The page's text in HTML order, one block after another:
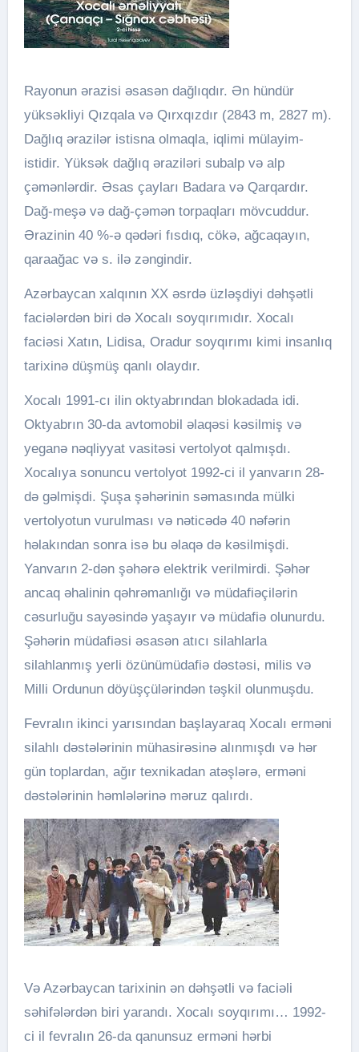
Rayonun ərazisi əsasən dağlıqdır. Ən hündür
yüksəkliyi Qızqala və Qırxqızdır (2843 m, 2827 m).
Dağlıq ərazilər istisna olmaqla, iqlimi mülayim-
istidir. Yüksək dağlıq əraziləri subalp və alp
çəmənlərdir. Əsas çayları Badara və Qarqardır.
Dağ-meşə və dağ-çəmən torpaqları mövcuddur.
Ərazinin 40 %-ə qədəri fısdıq, cökə, ağcaqayın,
qaraağac və s. ilə zəngindir.
Azərbaycan xalqının XX əsrdə üzləşdiyi dəhşətli
faciələrdən biri də Xocalı soyqırımıdır. Xocalı
faciəsi Xatın, Lidisa, Oradur soyqırımı kimi insanlıq
tarixinə düşmüş qanlı olaydır.
Xocalı 1991-cı ilin oktyabrından blokadada idi.
Oktyabrın 30-da avtomobil əlaqəsi kəsilmiş və
yeganə nəqliyyat vasitəsi vertolyot qalmışdı.
Xocalıya sonuncu vertolyot 1992-ci il yanvarın 28-
də gəlmişdi. Şuşa şəhərinin səmasında mülki
vertolyotun vurulması və nəticədə 40 nəfərin
həlakından sonra isə bu əlaqə də kəsilmişdi.
Yanvarın 2-dən şəhərə elektrik verilmirdi. Şəhər
ancaq əhalinin qəhrəmanlığı və müdafiəçilərin
cəsurluğu sayəsində yaşayır və müdafiə olunurdu.
Şəhərin müdafiəsi əsasən atıcı silahlarla
silahlanmış yerli özünümüdafiə dəstəsi, milis və
Milli Ordunun döyüşçülərindən təşkil olunmuşdu.
Fevralın ikinci yarısından başlayaraq Xocalı erməni
silahlı dəstələrinin mühasirəsinə alınmışdı və hər
gün toplardan, ağır texnikadan atəşlərə, erməni
dəstələrinin həmlələrinə məruz qalırdı.
Və Azərbaycan tarixinin ən dəhşətli və faciəli
səhifələrdən biri yarandı. Xocalı soyqırımı… 1992-
ci il fevralın 26-da qanunsuz erməni hərbi